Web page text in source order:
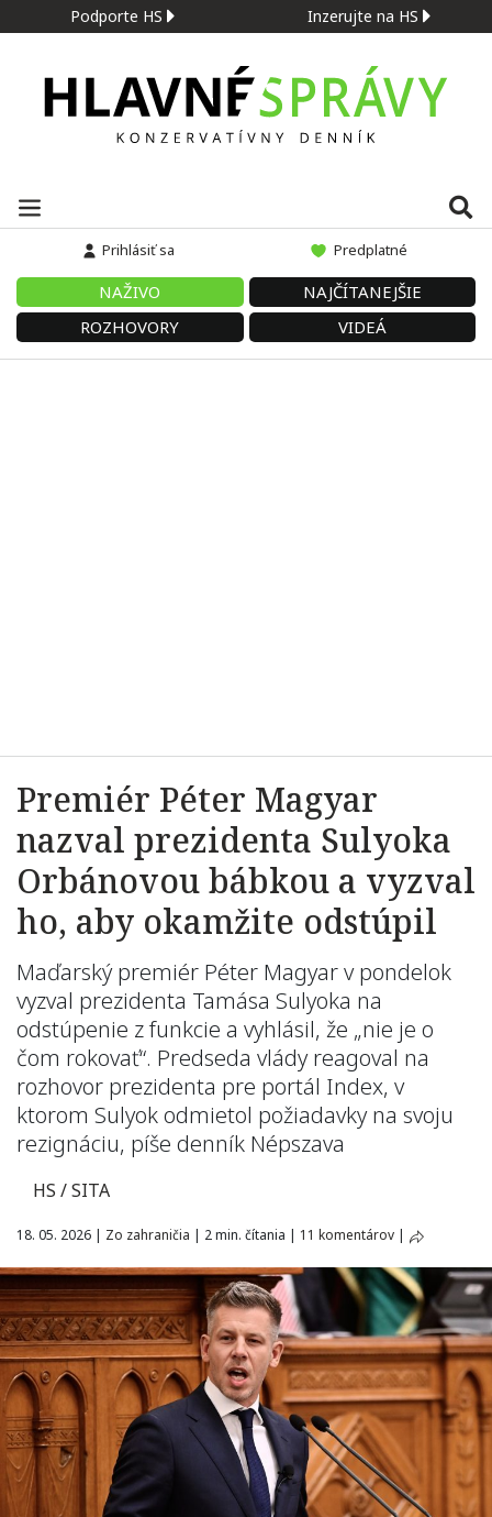
Podporte HS Inzerujte na HS
Prihlásiť sa Predplatné
NAŽIVO
NAJČÍTANEJŠIE
ROZHOVORY
VIDEÁ
Premiér Péter Magyar
nazval prezidenta Sulyoka
Orbánovou bábkou a vyzval
ho, aby okamžite odstúpil
Maďarský premiér Péter Magyar v pondelok
vyzval prezidenta Tamása Sulyoka na
odstúpenie z funkcie a vyhlásil, že „nie je o
čom rokovať“. Predseda vlády reagoval na
rozhovor prezidenta pre portál Index, v
ktorom Sulyok odmietol požiadavky na svoju
rezignáciu, píše denník Népszava
HS / SITA
18. 05. 2026 | Zo zahraničia | 2 min. čítania | 11 komentárov |